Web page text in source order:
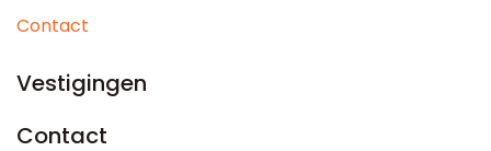
Contact
Vestigingen
Contact